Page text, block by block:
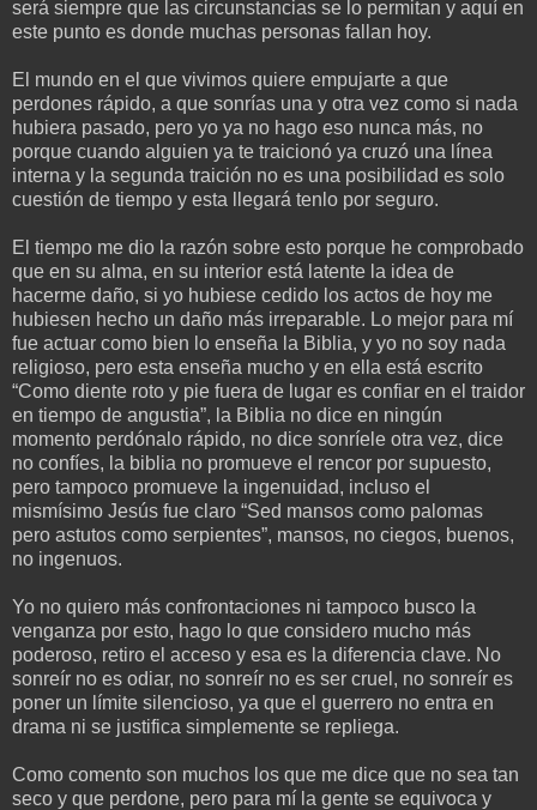
será siempre que las circunstancias se lo permitan y aquí en
este punto es donde muchas personas fallan hoy.
El mundo en el que vivimos quiere empujarte a que
perdones rápido, a que sonrías una y otra vez como si nada
hubiera pasado, pero yo ya no hago eso nunca más, no
porque cuando alguien ya te traicionó ya cruzó una línea
interna y la segunda traición no es una posibilidad es solo
cuestión de tiempo y esta llegará tenlo por seguro.
El tiempo me dio la razón sobre esto porque he comprobado
que en su alma, en su interior está latente la idea de
hacerme daño, si yo hubiese cedido los actos de hoy me
hubiesen hecho un daño más irreparable. Lo mejor para mí
fue actuar como bien lo enseña la Biblia, y yo no soy nada
religioso, pero esta enseña mucho y en ella está escrito
“Como diente roto y pie fuera de lugar es confiar en el traidor
en tiempo de angustia”, la Biblia no dice en ningún
momento perdónalo rápido, no dice sonríele otra vez, dice
no confíes, la biblia no promueve el rencor por supuesto,
pero tampoco promueve la ingenuidad, incluso el
mismísimo Jesús fue claro “Sed mansos como palomas
pero astutos como serpientes”, mansos, no ciegos, buenos,
no ingenuos.
Yo no quiero más confrontaciones ni tampoco busco la
venganza por esto, hago lo que considero mucho más
poderoso, retiro el acceso y esa es la diferencia clave. No
sonreír no es odiar, no sonreír no es ser cruel, no sonreír es
poner un límite silencioso, ya que el guerrero no entra en
drama ni se justifica simplemente se repliega.
Como comento son muchos los que me dice que no sea tan
seco y que perdone, pero para mí la gente se equivoca y